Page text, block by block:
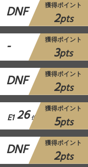
DNF 獲得ポイント
2pts
- 獲得ポイント
3pts
DNF 獲得ポイント
2pts
E1 26 位
獲得ポイント
5pts
DNF 獲得ポイント
2pts